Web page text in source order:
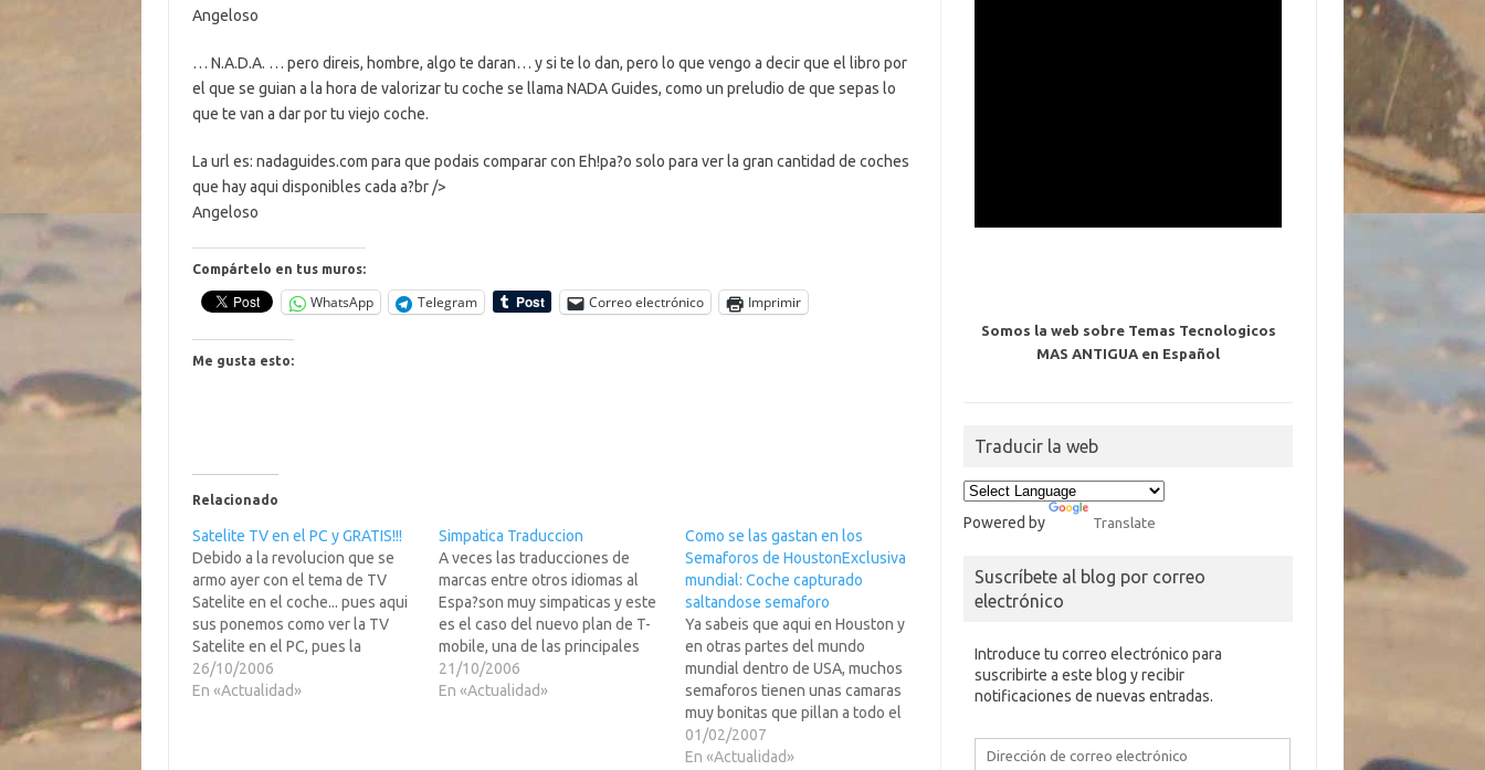
Angeloso
… N.A.D.A. … pero direis, hombre, algo te daran… y si te lo dan, pero lo que vengo a decir que el libro por
el que se guian a la hora de valorizar tu coche se llama NADA Guides, como un preludio de que sepas lo
que te van a dar por tu viejo coche.
La url es: nadaguides.com para que podais comparar con Eh!pa?o solo para ver la gran cantidad de coches
que hay aqui disponibles cada a?br />
Angeloso
Compártelo en tus muros:
WhatsApp Telegram Correo electrónico Imprimir
Me gusta esto:
Relacionado
Satelite TV en el PC y GRATIS!!!
Debido a la revolucion que se
armo ayer con el tema de TV
Satelite en el coche... pues aqui
sus ponemos como ver la TV
Satelite en el PC, pues la
mayoria de los que nos leeis, no
teneis a mano los $3,000 que
26/10/2006
En «Actualidad»
Simpatica Traduccion
A veces las traducciones de
marcas entre otros idiomas al
Espa?son muy simpaticas y este
es el caso del nuevo plan de T-
mobile, una de las principales
operadoras que funcionan en
USA (y eso que es Alemana, pero
21/10/2006
En «Actualidad»
Como se las gastan en los
Semaforos de HoustonExclusiva
mundial: Coche capturado
saltandose semaforo
Ya sabeis que aqui en Houston y
en otras partes del mundo
mundial dentro de USA, muchos
semaforos tienen unas camaras
muy bonitas que pillan a todo el
que se salta el semaforo. Pues
bien aqui han llegado mas lejos,
01/02/2007
En «Actualidad»
Somos la web sobre Temas Tecnologicos
MAS ANTIGUA en Español
Traducir la web
Powered by Translate
Suscríbete al blog por correo
electrónico
Introduce tu correo electrónico para
suscribirte a este blog y recibir
notificaciones de nuevas entradas.
Dirección